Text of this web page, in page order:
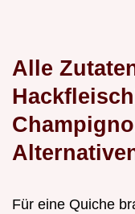
Alle
Für eine Quiche